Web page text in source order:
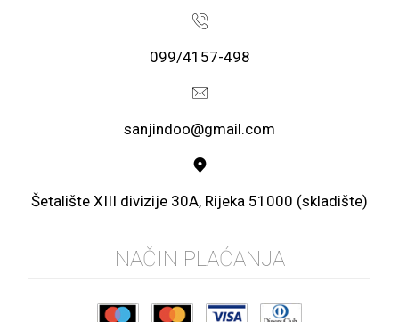
099/4157-498
sanjindoo@gmail.com
Šetalište XIII divizije 30A, Rijeka 51000 (skladište)
NAČIN PLAĆANJA